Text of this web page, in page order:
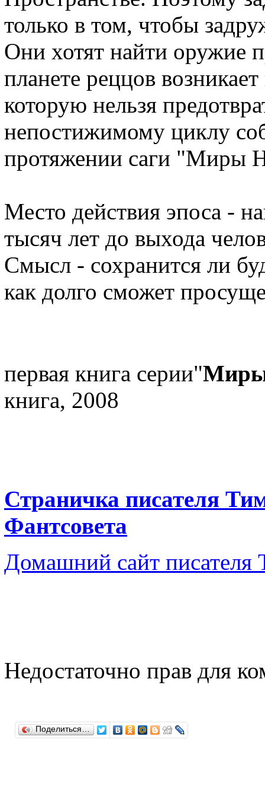
только в том, чтобы
Они хотят найти оружие
планете реццов
которую нельзя
непостижимому циклу
протяжении саги "Миры
Место действия эпоса -
тысяч лет до выхода
Смысл - сохранится ли
как долго сможет
первая книга серии"
книга, 2008
Страничка писателя
Фантсовета
Домашний сайт писателя
Недостаточно прав для
Поделиться…